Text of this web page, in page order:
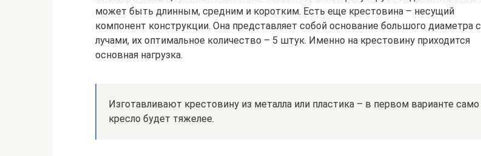
может быть длинным, средним и коротким. Есть еще крестовина – несущий
компонент конструкции. Она представляет собой основание большого диаметра с
лучами, их оптимальное количество – 5 штук. Именно на крестовину приходится
основная нагрузка.
Изготавливают крестовину из металла или пластика – в первом варианте само
кресло будет тяжелее.